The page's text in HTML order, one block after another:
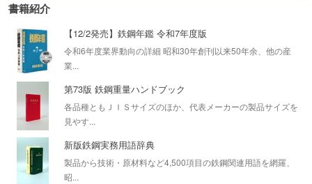
書籍紹介
【12/2発売】鉄鋼年鑑 令和7年度版
令和6年度業界動向の詳細 昭和30年創刊以来50年余、他の産
業...
第73版 鉄鋼重量ハンドブック
各品種ともＪＩＳサイズのほか、代表メーカーの製品サイズを
見やす...
新版鉄鋼実務用語辞典
製品から技術・原材料など4,500項目の鉄鋼関連用語を網羅、
昭...